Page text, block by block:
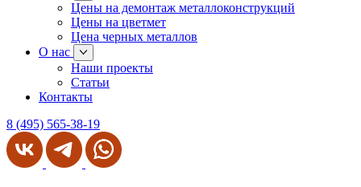
Цены на демонтаж металлоконструкций
Цены на цветмет
Цена черных металлов
О нас
Наши проекты
Статьи
Контакты
8 (495) 565-38-19